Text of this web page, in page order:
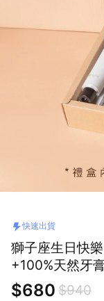
快速出貨
獅子座生日快
+100%天然牙
品牌環保提袋［
$680 $940